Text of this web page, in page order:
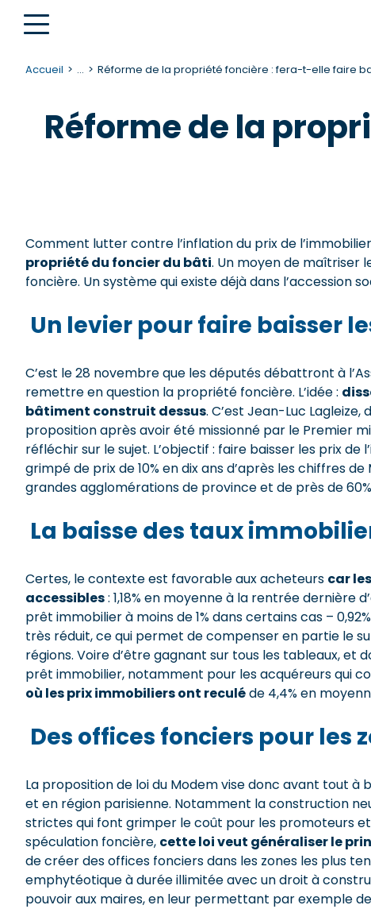
Accueil ... Réforme de la propriété foncière : fera-t-elle faire
Réforme de la
Comment lutter contre l’inflation du prix de
propriété du foncier du bâti. Un moyen de maîtriser
foncière. Un système qui existe déjà dans l’accession
Un levier pour faire baisser
C’est le 28 novembre que les députés débattront à
remettre en question la propriété foncière. L’idée :
bâtiment construit dessus. C’est Jean-Luc
proposition après avoir été missionné par le Premier
réfléchir sur le sujet. L’objectif : faire baisser les prix de
grimpé de prix de 10% en dix ans d’après les chiffres
grandes agglomérations de province et de près de
La baisse des taux
Certes, le contexte est favorable aux acheteurs car
accessibles: 1,18% en moyenne à la rentrée dernière
prêt immobilier à moins de 1% dans certains cas –
très réduit, ce qui permet de compenser en partie le
régions. Voire d’être gagnant sur tous les tableaux, et
prêt immobilier, notamment pour les acquéreurs qui
où les prix immobiliers ont reculéde 4,4% en
Des offices fonciers pour les
La proposition de loi du Modem vise donc avant tout à
et en région parisienne. Notamment la construction
strictes qui font grimper le coût pour les promoteurs
spéculation foncière, cette loi veut généraliser le
de créer des offices fonciers dans les zones les plus
emphytéotique à durée illimitée avec un droit à
pouvoir aux maires, en leur permettant par exemple